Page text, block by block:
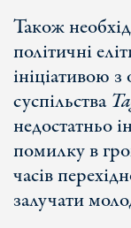
Також
політичні
ініціативою
суспільства
недостатньо
помилку в
часів
залучати